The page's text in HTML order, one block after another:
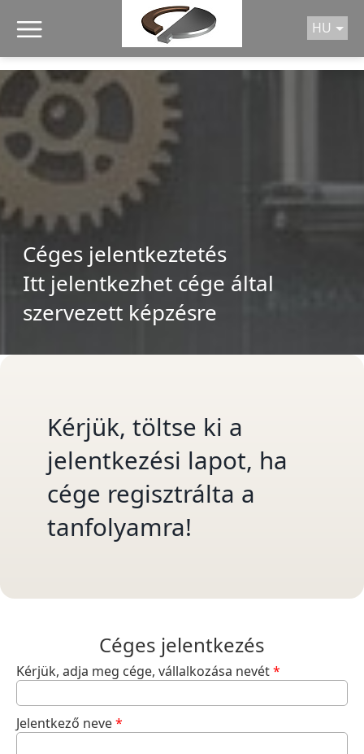
/* A MENÜHÖZ TARTOZÓ SCRIPT */
HU
Céges jelentkeztetés
Itt jelentkezhet cége által
szervezett képzésre
Kérjük, töltse ki a
jelentkezési lapot, ha
cége regisztrálta a
tanfolyamra!
Céges jelentkezés
Kérjük, adja meg cége, vállalkozása nevét*
Jelentkező neve*